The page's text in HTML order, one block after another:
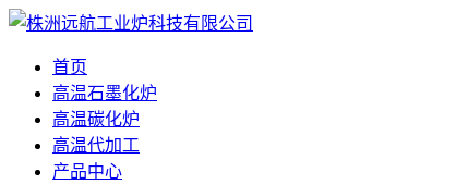
首页
高温石墨化炉
高温碳化炉
高温代加工
产品中心